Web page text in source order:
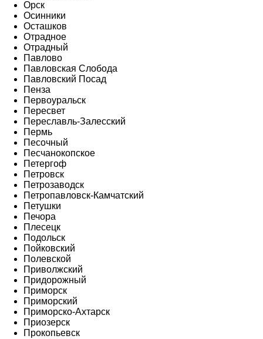
Орск
Осинники
Осташков
Отрадное
Отрадный
Павлово
Павловская Слобода
Павловский Посад
Пенза
Первоуральск
Пересвет
Переславль-Залесский
Пермь
Песочный
Песчанокопское
Петергоф
Петровск
Петрозаводск
Петропавловск-Камчатский
Петушки
Печора
Плесецк
Подольск
Пойковский
Полевской
Приволжский
Придорожный
Приморск
Приморский
Приморско-Ахтарск
Приозерск
Прокопьевск